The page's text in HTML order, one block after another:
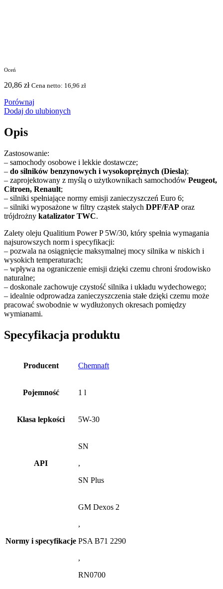
Oceń
20,86 zł Cena netto: 16,96 zł
Porównaj
Dodaj do ulubionych
Opis
Zastosowanie:
– samochody osobowe i lekkie dostawcze;
– do silników benzynowych i wysokoprężnych (Diesla);
– zaprojektowany z myślą o użytkownikach samochodów Peugeot,
Citroen, Renault;
– silniki spełniające normy emisji zanieczyszczeń Euro 6;
– silniki wyposażone w filtry cząstek stałych DPF/FAP oraz
trójdrożny katalizator TWC.
Zalety oleju Qualitium Power P 5W/30, który spełnia wymagania
najsurowszych norm i specyfikacji:
– pozwala na osiągnięcie maksymalnej mocy silnika w niskich i
wysokich temperaturach;
– wpływa na ograniczenie emisji dzięki czemu chroni środowisko
naturalne;
– doskonale zachowuje czystość silnika i układu wydechowego;
– idealnie odprowadza zanieczyszczenia stałe dzięki czemu może
pracować swobodnie w wydłużonych okresach pomiędzy
wymianami.
Specyfikacja produktu
Producent Chemnaft
Pojemność 1 l
Klasa lepkości 5W-30
API
SN
,
SN Plus
Normy i specyfikacje
GM Dexos 2
,
PSA B71 2290
,
RN0700